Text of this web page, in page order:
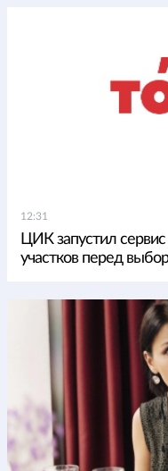
12:31
ЦИК запустил
участков перед